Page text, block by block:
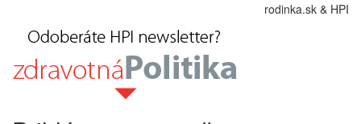
rodinka.sk & HPI